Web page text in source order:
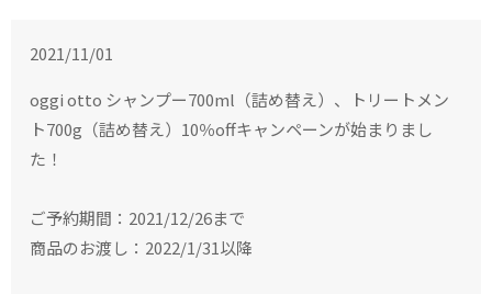
2021/11/01
oggi otto シャンプー700ml（詰め替え）、トリートメン
ト700g（詰め替え）10％offキャンペーンが始まりまし
た！
ご予約期間：2021/12/26まで
商品のお渡し：2022/1/31以降